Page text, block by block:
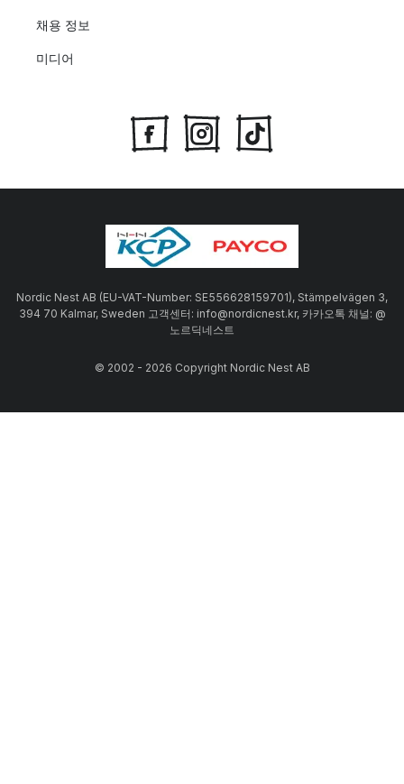
채용 정보
미디어
Nordic Nest AB (EU-VAT-Number: SE556628159701), Stämpelvägen 3,
394 70 Kalmar, Sweden 고객센터: info@nordicnest.kr, 카카오톡 채널: @
노르딕네스트
© 2002 - 2026 Copyright Nordic Nest AB